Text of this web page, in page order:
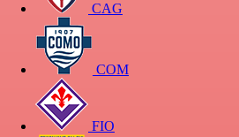
CAG
COM
FIO